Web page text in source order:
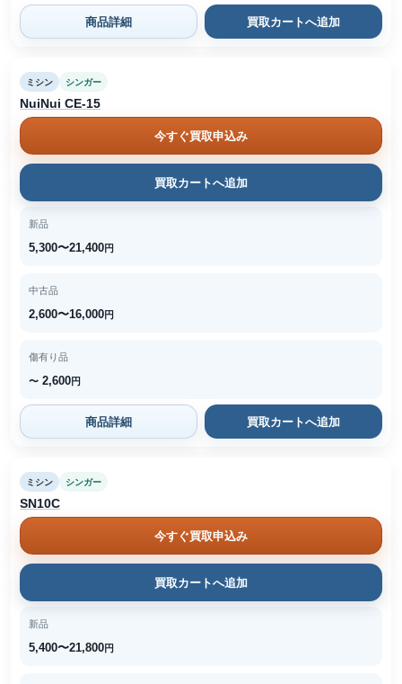
商品詳細 買取カートへ追加
ミシン シンガー
NuiNui CE-15
今すぐ買取申込み
買取カートへ追加
新品
5,300〜21,400円
中古品
2,600〜16,000円
傷有り品
〜 2,600円
商品詳細 買取カートへ追加
ミシン シンガー
SN10C
今すぐ買取申込み
買取カートへ追加
新品
5,400〜21,800円